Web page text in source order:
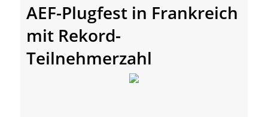
AEF-Plugfest in Frankreich
mit Rekord-
Teilnehmerzahl